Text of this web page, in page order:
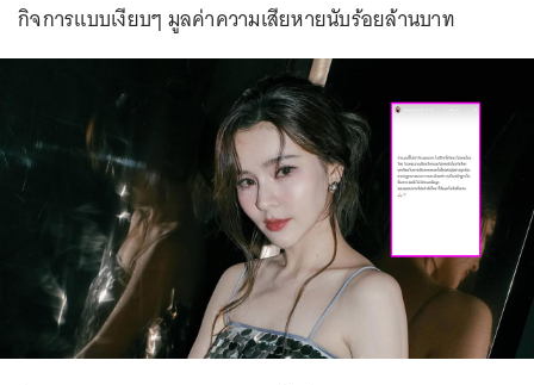
กิจการแบบเงียบๆ มูลค่าความเสียหายนับร้อยล้านบาท